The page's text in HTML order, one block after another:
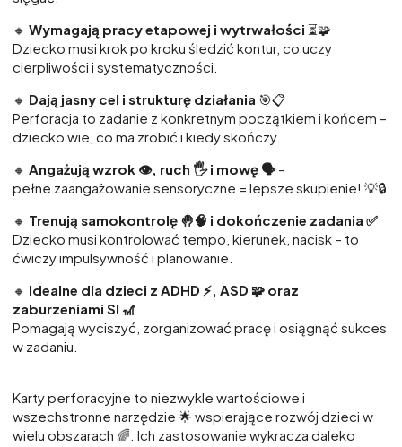
🔸 Wymagają pracy etapowej i wytrwałości ⏳🧩
Dziecko musi krok po kroku śledzić kontur, co uczy
cierpliwości i systematyczności.
🔸 Dają jasny cel i strukturę działania 🎯📋
Perforacja to zadanie z konkretnym początkiem i końcem –
dziecko wie, co ma zrobić i kiedy skończy.
🔸 Angażują wzrok 👁️, ruch 🖐️ i mowę 🗣️–
pełne zaangażowanie sensoryczne = lepsze skupienie! 💡🔒
🔸 Trenują samokontrolę 🤚🧠 i dokończenie zadania ✅
Dziecko musi kontrolować tempo, kierunek, nacisk – to
ćwiczy impulsywność i planowanie.
🔸 Idealne dla dzieci z ADHD ⚡, ASD 🧩 oraz
zaburzeniami SI 🎢
Pomagają wyciszyć, zorganizować pracę i osiągnąć sukces
w zadaniu.
Karty perforacyjne to niezwykle wartościowe i
wszechstronne narzędzie 🌟 wspierające rozwój dzieci w
wielu obszarach 🌈. Ich zastosowanie wykracza daleko